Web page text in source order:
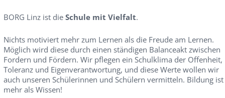
BORG Linz ist die Schule mit Vielfalt.
Nichts motiviert mehr zum Lernen als die Freude am Lernen.
Möglich wird diese durch einen ständigen Balanceakt zwischen
Fordern und Fördern. Wir pflegen ein Schulklima der Offenheit,
Toleranz und Eigenverantwortung, und diese Werte wollen wir
auch unseren Schülerinnen und Schülern vermitteln. Bildung ist
mehr als Wissen!